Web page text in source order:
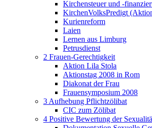
Kirchensteuer und -
KirchenVolksPredigt
Kurienreform
Laien
Lernen aus Limburg
Petrusdienst
2 Frauen-Gerechtigkeit
Aktion Lila Stola
Aktionstag 2008 in Rom
Diakonat der Frau
Frauensymposium 2008
3 Aufhebung Pflichtzölibat
CIC zum Zölibat
4 Positive Bewertung der